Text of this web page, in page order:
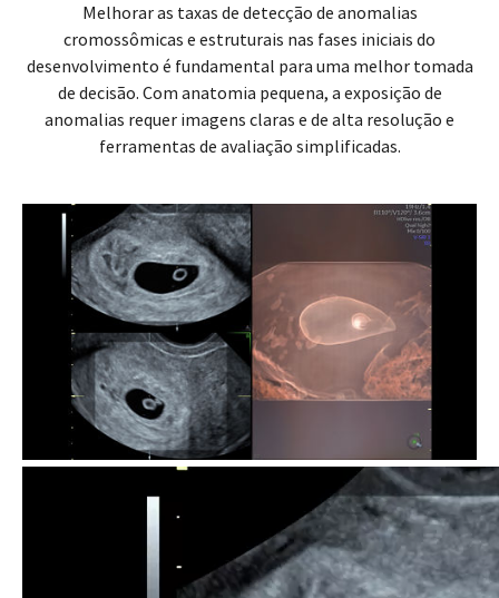
Melhorar as taxas de detecção de anomalias
cromossômicas e estruturais nas fases iniciais do
desenvolvimento é fundamental para uma melhor tomada
de decisão. Com anatomia pequena, a exposição de
anomalias requer imagens claras e de alta resolução e
ferramentas de avaliação simplificadas.